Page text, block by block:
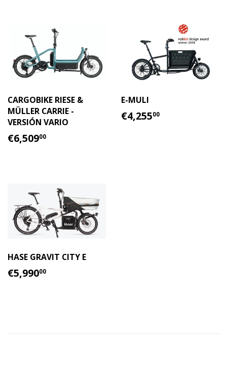
CARGOBIKE RIESE &
MÜLLER CARRIE -
VERSIÓN VARIO
PRECIO
HABITUAL
€6,50900
E-MULI
PRECIO
HABITUAL
€4,25500
HASE GRAVIT CITY E
PRECIO
HABITUAL
€5,99000